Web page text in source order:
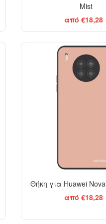
Mist
από €18,28
Θήκη για Huawei
από €18,28